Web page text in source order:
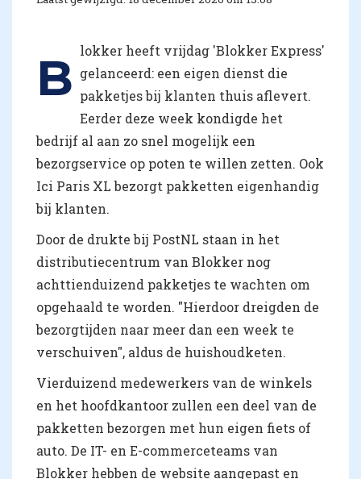
B lokker heeft vrijdag 'Blokker Express'
gelanceerd: een eigen dienst die
pakketjes bij klanten thuis aflevert.
Eerder deze week kondigde het
bedrijf al aan zo snel mogelijk een
bezorgservice op poten te willen zetten. Ook
Ici Paris XL bezorgt pakketten eigenhandig
bij klanten.
Door de drukte bij PostNL staan in het
distributiecentrum van Blokker nog
achttienduizend pakketjes te wachten om
opgehaald te worden. "Hierdoor dreigden de
bezorgtijden naar meer dan een week te
verschuiven", aldus de huishoudketen.
Vierduizend medewerkers van de winkels
en het hoofdkantoor zullen een deel van de
pakketten bezorgen met hun eigen fiets of
auto. De IT- en E-commerceteams van
Blokker hebben de website aangepast en